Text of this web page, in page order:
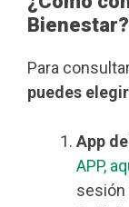
Bienestar?
Para
puedes
App
APP,
sesión